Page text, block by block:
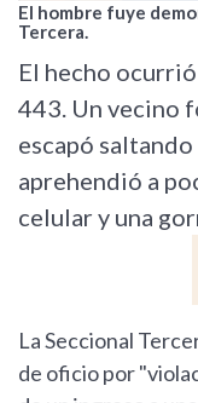
El hombre fuye
Tercera.
El hecho
443. Un vecino
escapó
aprehendió a
celular y una
La Seccional
de oficio por